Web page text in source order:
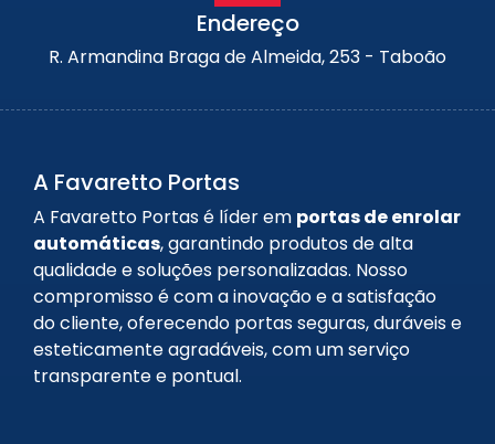
Endereço
R. Armandina Braga de Almeida, 253 - Taboão
A Favaretto Portas
A Favaretto Portas é líder em portas de enrolar
automáticas, garantindo produtos de alta
qualidade e soluções personalizadas. Nosso
compromisso é com a inovação e a satisfação
do cliente, oferecendo portas seguras, duráveis e
esteticamente agradáveis, com um serviço
transparente e pontual.